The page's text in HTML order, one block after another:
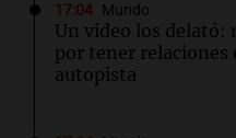
17:04 Mundo
Un video los delató:
por tener relaciones
autopista